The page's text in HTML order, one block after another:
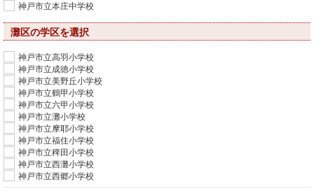
神戸市立本庄中学校
灘区の学区を選択
神戸市立高羽小学校
神戸市立成徳小学校
神戸市立美野丘小学校
神戸市立鶴甲小学校
神戸市立六甲小学校
神戸市立灘小学校
神戸市立摩耶小学校
神戸市立福住小学校
神戸市立稗田小学校
神戸市立西灘小学校
神戸市立西郷小学校